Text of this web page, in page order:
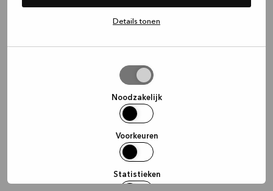
Details tonen
Noodzakelijk
Voorkeuren
Statistieken